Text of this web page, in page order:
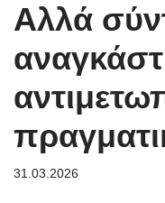
Αλλά
31.03.2026